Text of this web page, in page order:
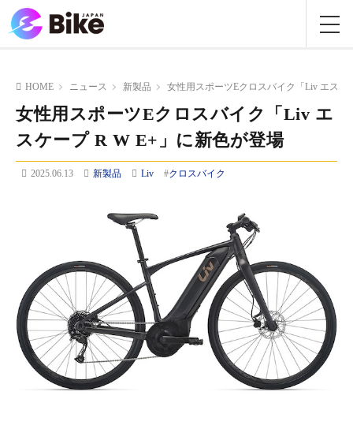
HOME ニュース 新製品 女性用スポーツEクロスバイク「Liv エスケ
女性用スポーツEクロスバイク「Liv エ
スケープ R W E+」に新色が登場
2025.06.13 新製品 Liv #クロスバイク